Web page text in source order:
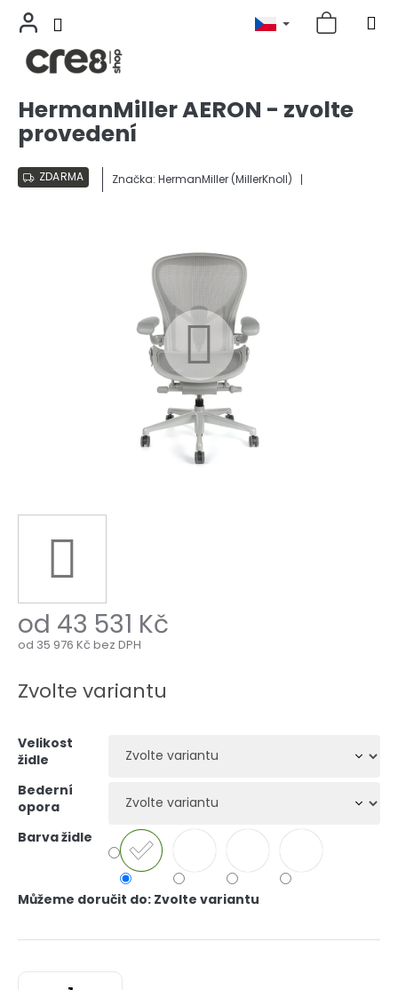
obsah
HermanMiller AERON - zvolte
provedení
ZDARMA Značka:HermanMiller (MillerKnoll)
od 43 531 Kč
od 35 976 Kč bez DPH
cena:
Zvolte variantu
Velikost
židle
Bederní
opora
Barva židle
Můžeme doručit do: Zvolte variantu